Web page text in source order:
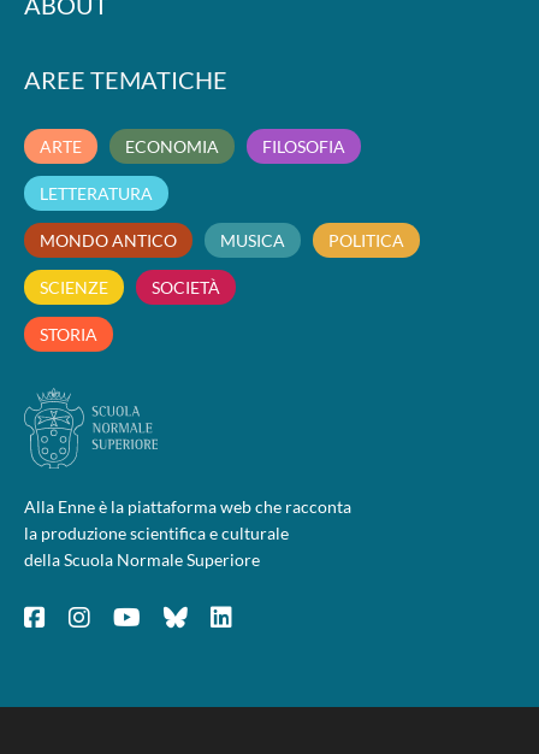
AREE TEMATICHE
ARTE ECONOMIA FILOSOFIA
LETTERATURA
MONDO ANTICO MUSICA POLITICA
SCIENZE SOCIETÀ
STORIA
Alla Enne è la piattaforma web che racconta
la produzione scientifica e culturale
della Scuola Normale Superiore